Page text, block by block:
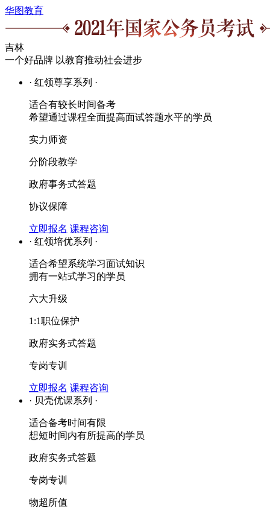
华图教育
吉林
一个好品牌 以教育推动社会进步
· 红领尊享系列 ·
适合有较长时间备考
希望通过课程全面提高面试答题水平的学员
实力师资
分阶段教学
政府事务式答题
协议保障
立即报名 课程咨询
· 红领培优系列 ·
适合希望系统学习面试知识
拥有一站式学习的学员
六大升级
1:1职位保护
政府实务式答题
专岗专训
立即报名 课程咨询
· 贝壳优课系列 ·
适合备考时间有限
想短时间内有所提高的学员
政府实务式答题
专岗专训
物超所值